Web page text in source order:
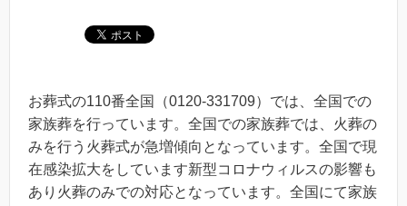
お葬式の110番全国（0120-331709）では、全国での
家族葬を行っています。全国での家族葬では、火葬の
みを行う火葬式が急増傾向となっています。全国で現
在感染拡大をしています新型コロナウィルスの影響も
あり火葬のみでの対応となっています。全国にて家族